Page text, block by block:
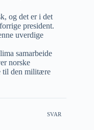
og det er i det
president.
uverdige
samarbeide
norske
til den militære
SVAR